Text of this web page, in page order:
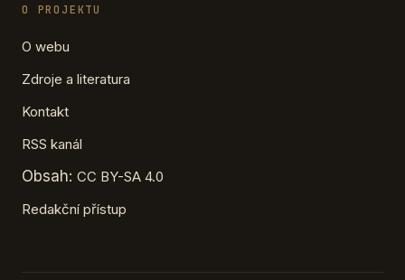
O PROJEKTU
O webu
Zdroje a literatura
Kontakt
RSS kanál
Obsah: CC BY-SA 4.0
Redakční přístup